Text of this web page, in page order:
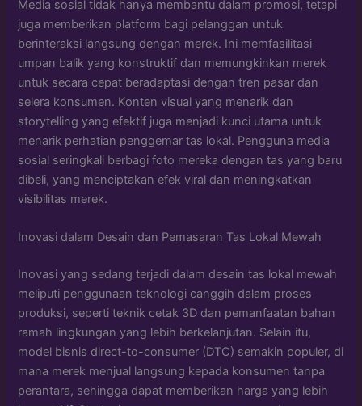
Media sosial tidak hanya membantu dalam promosi, tetapi
juga memberikan platform bagi pelanggan untuk
berinteraksi langsung dengan merek. Ini memfasilitasi
umpan balik yang konstruktif dan memungkinkan merek
untuk secara cepat beradaptasi dengan tren pasar dan
selera konsumen. Konten visual yang menarik dan
storytelling yang efektif juga menjadi kunci utama untuk
menarik perhatian penggemar tas lokal. Pengguna media
sosial seringkali berbagi foto mereka dengan tas yang baru
dibeli, yang menciptakan efek viral dan meningkatkan
visibilitas merek.
Inovasi dalam Desain dan Pemasaran Tas Lokal Mewah
Inovasi yang sedang terjadi dalam desain tas lokal mewah
meliputi penggunaan teknologi canggih dalam proses
produksi, seperti teknik cetak 3D dan pemanfaatan bahan
ramah lingkungan yang lebih berkelanjutan. Selain itu,
model bisnis direct-to-consumer (DTC) semakin populer, di
mana merek menjual langsung kepada konsumen tanpa
perantara, sehingga dapat memberikan harga yang lebih